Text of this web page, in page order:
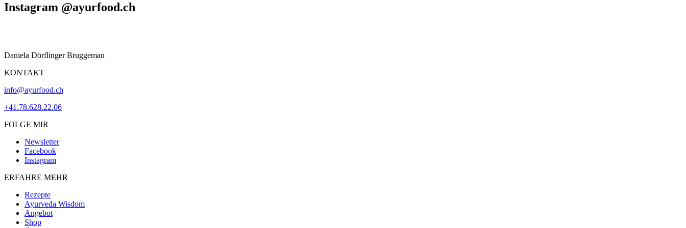
Instagram @ayurfood.ch
Daniela Dörflinger Bruggeman
KONTAKT
info@ayurfood.ch
+41.78.628.22.06
FOLGE MIR
Newsletter
Facebook
Instagram
ERFAHRE MEHR
Rezepte
Ayurveda Wisdom
Angebot
Shop